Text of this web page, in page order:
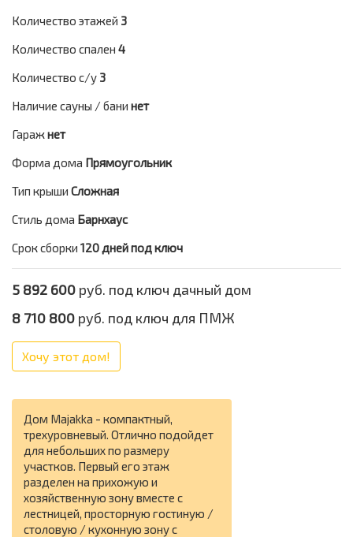
Количество этажей 3
Количество спален 4
Количество с/у 3
Наличие сауны / бани нет
Гаражнет
Форма дома Прямоугольник
Тип крыши Сложная
Стиль дома Барнхаус
Срок сборки 120 дней под ключ
5 892 600 руб. под ключ дачный дом
8 710 800 руб. под ключ для ПМЖ
Хочу этот дом!
Дом Majakka - компактный,
трехуровневый. Отлично подойдет
для небольших по размеру
участков. Первый его этаж
разделен на прихожую и
хозяйственную зону вместе с
лестницей, просторную гостиную /
столовую / кухонную зону с